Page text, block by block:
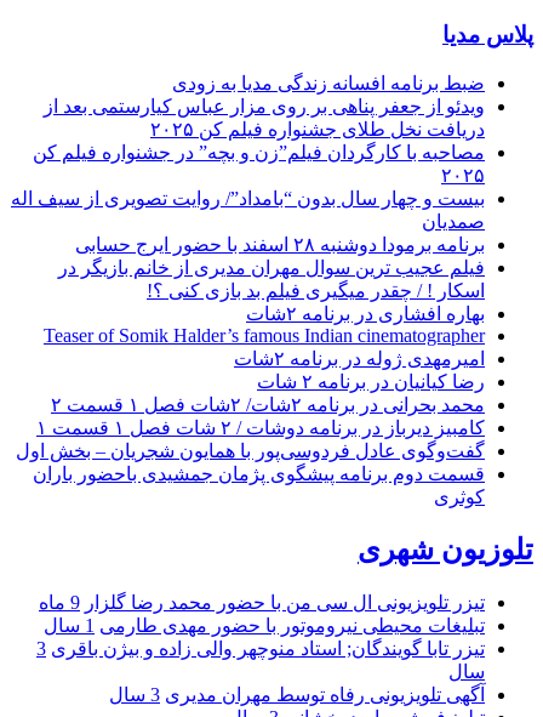
پلاس مدیا
ضبط برنامه افسانه زندگی مدیا به زودی
ویدئو از جعفر پناهی بر روی مزار عباس کیارستمی بعد از
دریافت نخل طلای جشنواره فیلم کن ۲۰۲۵
مصاحبه با کارگردان فیلم”زن و بچه” در جشنواره فیلم کن
۲۰۲۵
بیست و چهار سال بدون “بامداد”/ روایت تصویری از سیف اله
صمدیان
برنامه برمودا دوشنبه ۲۸ اسفند با حضور ایرج حسابی
فیلم عجیب ترین سوال مهران مدیری از خانم بازیگر در
اسکار ! / چقدر میگیری فیلم بد بازی کنی ؟!
بهاره افشاری در برنامه ۲شات
Teaser of Somik Halder’s famous Indian cinematographer
امیرمهدی ژوله در برنامه ۲شات
رضا کیانیان در برنامه ۲ شات
محمد بحرانی در برنامه ۲شات/ ۲شات فصل ۱ قسمت ۲
کامبیز دیرباز در برنامه دوشات / ۲ شات فصل ۱ قسمت ۱
گفت‌وگوی عادل فردوسی‌پور با همایون شجریان – بخش اول
قسمت دوم برنامه پیشگوی پژمان جمشیدی باحضور باران
کوثری
تلوزیون شهری
تیزر تلویزیونی ال سی من با حضور محمد رضا گلزار 9 ماه
تبلیغات محیطی نیروموتور با حضور مهدی طارمی 1 سال
تیزر تابا گویندگان; استاد منوچهر والی زاده و بیژن باقری 3
سال
آگهی تلویزیونی رفاه توسط مهران مدیری 3 سال